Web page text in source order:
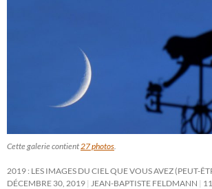
Cette galerie contient 27 photos
2019 : LES IMAGES DU CIEL QUE VOUS AVEZ (PEUT-
DÉCEMBRE 30, 2019
JEAN-BAPTISTE FELDMANN